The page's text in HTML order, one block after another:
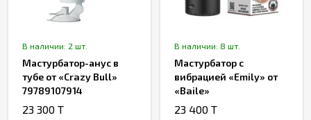
В наличии: 2 шт.
Мастурбатор-анус в
тубе от «Crazy Bull»
79789107914
23 300 T
В наличии: 8 шт.
Мастурбатор с
вибрацией «Emily» от
«Baile»
23 400 T